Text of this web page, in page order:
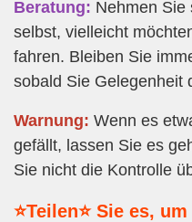
Beratung: Nehmen Sie
selbst, vielleicht
fahren. Bleiben Sie
sobald Sie Gelegenheit
Warnung: Wenn es
gefällt, lassen Sie es
Sie nicht die Kontrolle
⭐Teilen⭐ Sie es,